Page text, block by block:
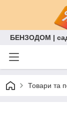
БЕНЗОДОМ |
Товари та